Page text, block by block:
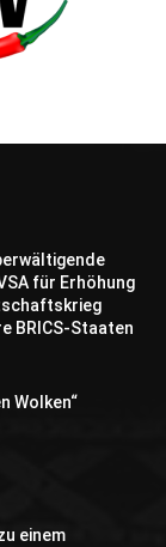
für Erhöhung
BRICS-Staaten
Wolken“
einem